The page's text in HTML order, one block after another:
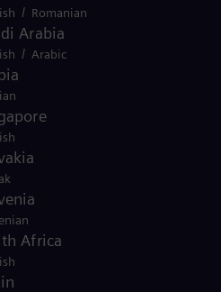
por favor siga las
una de
/ Romanian
Arabia
/ Arabic
Africa